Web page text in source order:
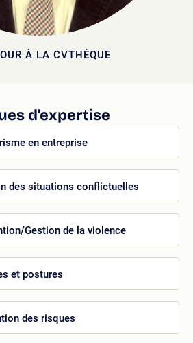
À LA CVTHÈQUE
d'expertise
en entreprise
des situations conflictuelles
Gestion de la violence
et postures
des risques